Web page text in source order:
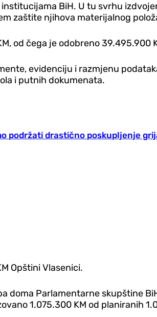
BiH. U tu svrhu
zaštite njihova materijalnog
od čega je odobreno 39.495.900
evidenciju i razmjenu
i putnih dokumenata.
podržati drastično poskupljenje
Opštini Vlasenici.
doma Parlamentarne skupštine
1.075.300 KM od planiranih